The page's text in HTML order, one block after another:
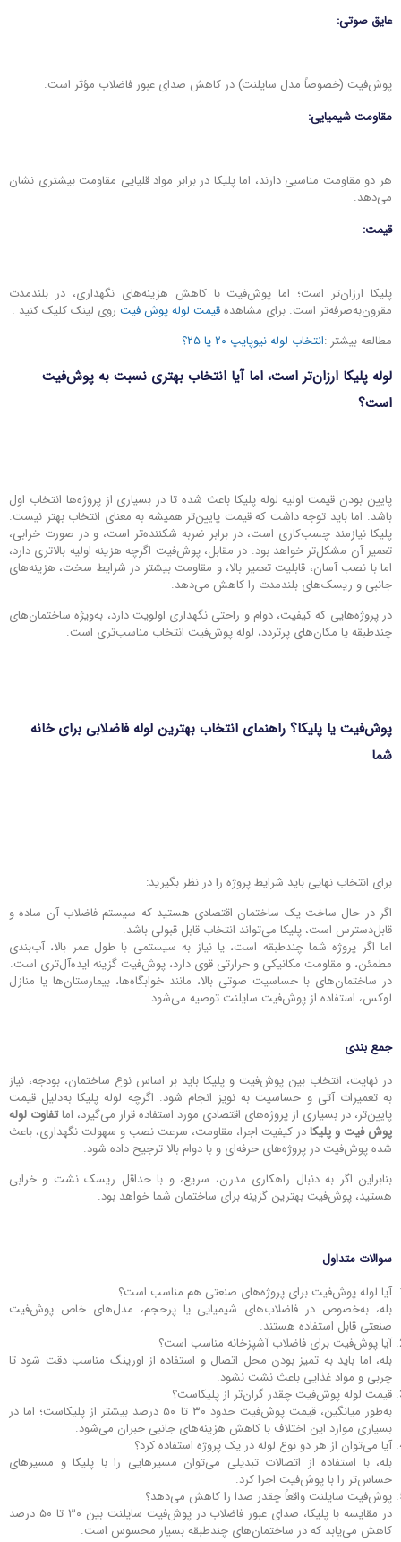
عایق صوتی:
پوش‌فیت (خصوصاً مدل سایلنت) در کاهش صدای عبور فاضلاب مؤثر است.
مقاومت شیمیایی:
هر دو مقاومت مناسبی دارند، اما پلیکا در برابر مواد قلیایی مقاومت بیشتری نشان
می‌دهد.
قیمت:
پلیکا ارزان‌تر است؛ اما پوش‌فیت با کاهش هزینه‌های نگهداری، در بلندمدت
مقرون‌به‌صرفه‌تر است. برای مشاهدهقیمت لوله پوش فیت روی لینک کلیک کنید .
مطالعه بیشتر :انتخاب لوله نیوپایپ ۲۰ یا ۲۵؟
لوله پلیکا ارزان‌تر است، اما آیا انتخاب بهتری نسبت به پوش‌فیت
است؟
پایین بودن قیمت اولیه لوله پلیکا باعث شده تا در بسیاری از پروژه‌ها انتخاب اول
باشد. اما باید توجه داشت که قیمت پایین‌تر همیشه به معنای انتخاب بهتر نیست.
پلیکا نیازمند چسب‌کاری است، در برابر ضربه شکننده‌تر است، و در صورت خرابی،
تعمیر آن مشکل‌تر خواهد بود. در مقابل، پوش‌فیت اگرچه هزینه اولیه بالاتری دارد،
اما با نصب آسان، قابلیت تعمیر بالا، و مقاومت بیشتر در شرایط سخت، هزینه‌های
جانبی و ریسک‌های بلندمدت را کاهش می‌دهد.
در پروژه‌هایی که کیفیت، دوام و راحتی نگهداری اولویت دارد، به‌ویژه ساختمان‌های
چندطبقه یا مکان‌های پرتردد، لوله پوش‌فیت انتخاب مناسب‌تری است.
پوش‌فیت یا پلیکا؟ راهنمای انتخاب بهترین لوله فاضلابی برای خانه
شما
برای انتخاب نهایی باید شرایط پروژه را در نظر بگیرید:
اگر در حال ساخت یک ساختمان اقتصادی هستید که سیستم فاضلاب آن ساده و
قابل‌دسترس است، پلیکا می‌تواند انتخاب قابل قبولی باشد.
اما اگر پروژه شما چندطبقه است، یا نیاز به سیستمی با طول عمر بالا، آب‌بندی
مطمئن، و مقاومت مکانیکی و حرارتی قوی دارد، پوش‌فیت گزینه ایده‌آل‌تری است.
در ساختمان‌های با حساسیت صوتی بالا، مانند خوابگاه‌ها، بیمارستان‌ها یا منازل
لوکس، استفاده از پوش‌فیت سایلنت توصیه می‌شود.
جمع بندی
در نهایت، انتخاب بین پوش‌فیت و پلیکا باید بر اساس نوع ساختمان، بودجه، نیاز
به تعمیرات آتی و حساسیت به نویز انجام شود. اگرچه لوله پلیکا به‌دلیل قیمت
پایین‌تر، در بسیاری از پروژه‌های اقتصادی مورد استفاده قرار می‌گیرد، اماتفاوت لوله
پوش فیت و پلیکادر کیفیت اجرا، مقاومت، سرعت نصب و سهولت نگهداری، باعث
شده پوش‌فیت در پروژه‌های حرفه‌ای و با دوام بالا ترجیح داده شود.
بنابراین اگر به دنبال راهکاری مدرن، سریع، و با حداقل ریسک نشت و خرابی
هستید، پوش‌فیت بهترین گزینه برای ساختمان شما خواهد بود.
سوالات متداول
آیا لوله پوش‌فیت برای پروژه‌های صنعتی هم مناسب است؟
بله، به‌خصوص در فاضلاب‌های شیمیایی یا پرحجم، مدل‌های خاص پوش‌فیت
صنعتی قابل استفاده هستند.
آیا پوش‌فیت برای فاضلاب آشپزخانه مناسب است؟
بله، اما باید به تمیز بودن محل اتصال و استفاده از اورینگ مناسب دقت شود تا
چربی و مواد غذایی باعث نشت نشود.
قیمت لوله پوش‌فیت چقدر گران‌تر از پلیکاست؟
به‌طور میانگین، قیمت پوش‌فیت حدود ۳۰ تا ۵۰ درصد بیشتر از پلیکاست؛ اما در
بسیاری موارد این اختلاف با کاهش هزینه‌های جانبی جبران می‌شود.
آیا می‌توان از هر دو نوع لوله در یک پروژه استفاده کرد؟
بله، با استفاده از اتصالات تبدیلی می‌توان مسیرهایی را با پلیکا و مسیرهای
حساس‌تر را با پوش‌فیت اجرا کرد.
پوش‌فیت سایلنت واقعاً چقدر صدا را کاهش می‌دهد؟
در مقایسه با پلیکا، صدای عبور فاضلاب در پوش‌فیت سایلنت بین ۳۰ تا ۵۰ درصد
کاهش می‌یابد که در ساختمان‌های چندطبقه بسیار محسوس است.